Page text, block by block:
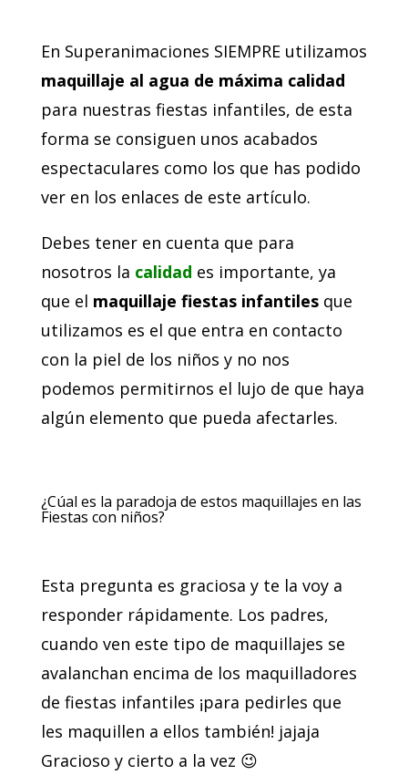
En Superanimaciones SIEMPRE utilizamos
maquillaje al agua de máxima calidad
para nuestras fiestas infantiles, de esta
forma se consiguen unos acabados
espectaculares como los que has podido
ver en los enlaces de este artículo.
Debes tener en cuenta que para
nosotros la calidad es importante, ya
que el maquillaje fiestas infantilesque
utilizamos es el que entra en contacto
con la piel de los niños y no nos
podemos permitirnos el lujo de que haya
algún elemento que pueda afectarles.
¿Cúal es la paradoja de estos maquillajes en las
Fiestas con niños?
Esta pregunta es graciosa y te la voy a
responder rápidamente. Los padres,
cuando ven este tipo de maquillajes se
avalanchan encima de los maquilladores
de fiestas infantiles ¡para pedirles que
les maquillen a ellos también! jajaja
Gracioso y cierto a la vez 😉